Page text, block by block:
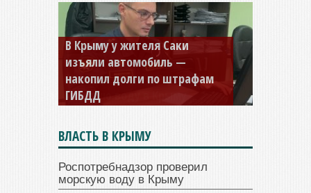
В Крыму у жителя Саки
изъяли автомобиль —
накопил долги по штрафам
ГИБДД
ВЛАСТЬ В КРЫМУ
Роспотребнадзор проверил
морскую воду в Крыму